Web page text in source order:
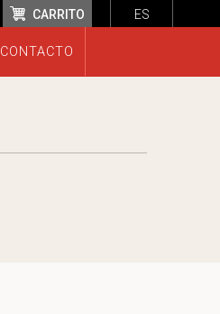
ES
CARRITO
CONTACTO